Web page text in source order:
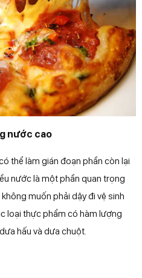
nước cao
thể làm gián đoạn phần còn lại
nước là một phần quan trọng
muốn phải dậy đi vệ sinh
loại thực phẩm có hàm lượng
hấu và dưa chuột.